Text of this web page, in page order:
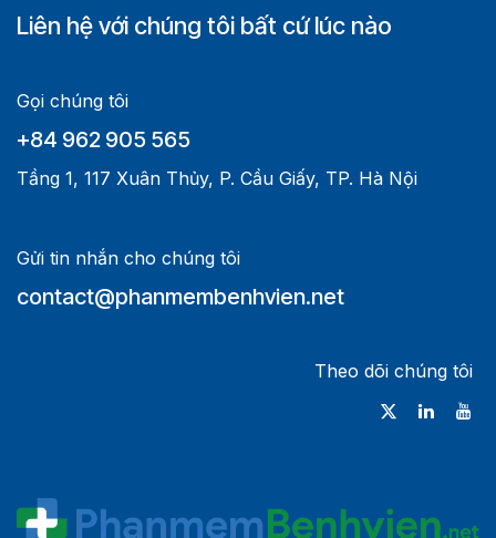
Liên hệ với chúng tôi bất cứ lúc nào
Gọi chúng tôi
+84 962 905 565
Tầng 1, 117 Xuân Thủy, P. Cầu Giấy, TP. Hà Nội
Gửi tin nhắn cho chúng tôi
contact@phanmembenhvien.net
Theo dõi chúng tôi